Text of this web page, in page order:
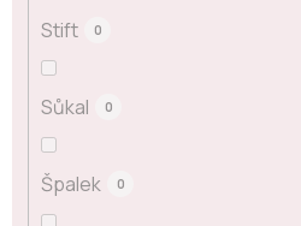
Stift 0
Sůkal 0
Špalek 0